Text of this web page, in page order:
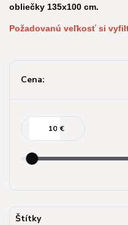
obliečky 135x100 cm.
Požadovanú veľkosť si
Cena:
€
Štítky